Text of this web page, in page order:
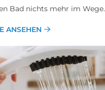
Bad nichts mehr im Wege.
ANSEHEN